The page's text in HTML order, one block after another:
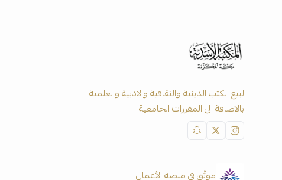
لبيع الكتب الدينية والثقافية والادبية والعلمية
بالاضافة الى المقررات الجامعية
موثّق في منصة الأعمال